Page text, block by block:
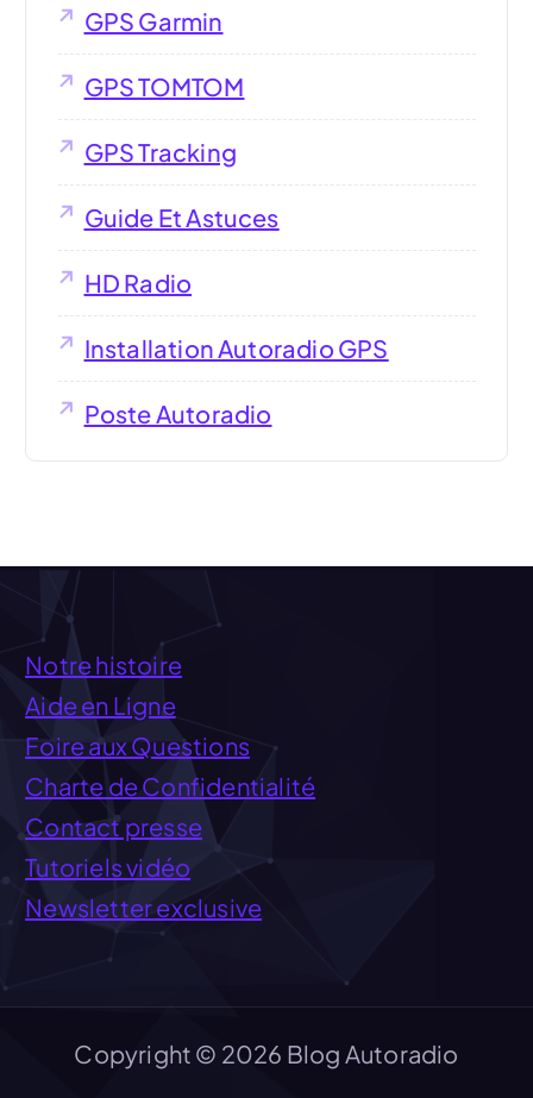
GPS Garmin
GPS TOMTOM
GPS Tracking
Guide Et Astuces
HD Radio
Installation Autoradio GPS
Poste Autoradio
Notre histoire
Aide en Ligne
Foire aux Questions
Charte de Confidentialité
Contact presse
Tutoriels vidéo
Newsletter exclusive
Copyright © 2026 Blog Autoradio